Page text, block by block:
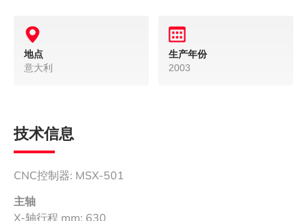
地点
意大利
生产年份
2003
技术信息
CNC控制器: MSX-501
主轴
X-轴行程 mm: 630